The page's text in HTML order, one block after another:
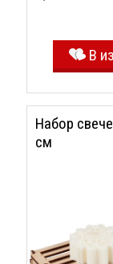
В
Набор
см